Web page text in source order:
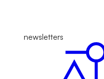
newsletters